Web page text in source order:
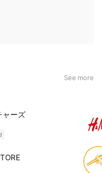
See more
ャーズ